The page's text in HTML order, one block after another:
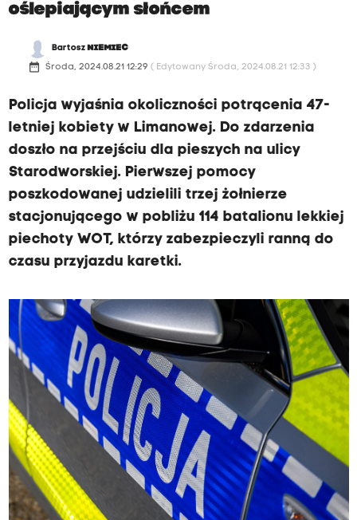
oślepiającym słońcem
Bartosz NIEMIEC
date_range Środa, 2024.08.21 12:29 ( Edytowany Środa, 2024.08.21 12:33 )
Policja wyjaśnia okoliczności potrącenia 47-
letniej kobiety w Limanowej. Do zdarzenia
doszło na przejściu dla pieszych na ulicy
Starodworskiej. Pierwszej pomocy
poszkodowanej udzielili trzej żołnierze
stacjonującego w pobliżu 114 batalionu lekkiej
piechoty WOT, którzy zabezpieczyli ranną do
czasu przyjazdu karetki.